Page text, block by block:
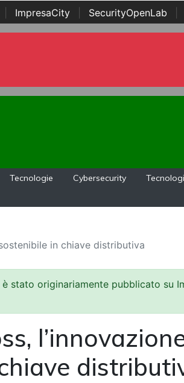
ImpresaCity SecurityOpenLab
Awards
Tecnologie Cybersecurity
in chiave distributiva
stato originariamente pubblicato su